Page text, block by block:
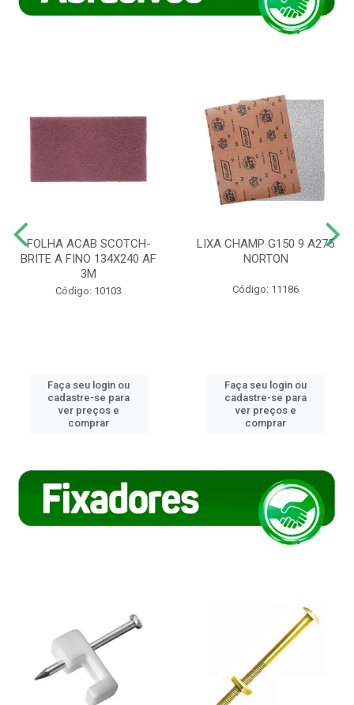
FOLHA ACAB SCOTCH-
BRITE A FINO 134X240 AF
3M
Código: 10103
Faça seu login ou
cadastre-se para
ver preços e
comprar
LIXA CHAMP G150 9 A275
NORTON
Código: 11186
Faça seu login ou
cadastre-se para
ver preços e
comprar